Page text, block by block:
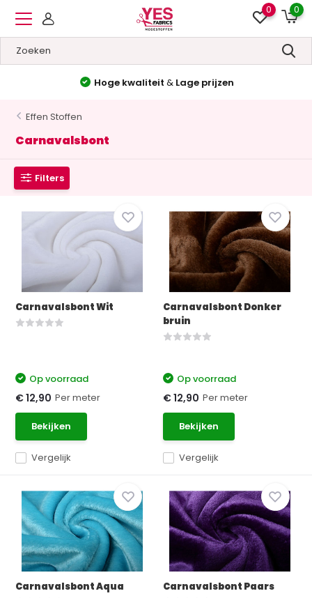
0 0
Hoge kwaliteit & Lage prijzen
Effen Stoffen
Carnavalsbont
Filters
Carnavalsbont Wit
Vergelijk
Op voorraad
€ 12,90 Per meter
Bekijken
Carnavalsbont Donker
bruin
Vergelijk
Op voorraad
€ 12,90 Per meter
Bekijken
Carnavalsbont Aqua Carnavalsbont Paars